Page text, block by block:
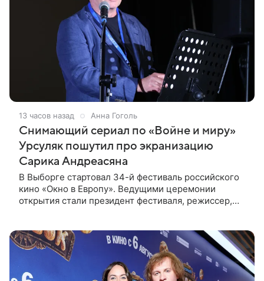
13 часов назад Анна Гоголь
Снимающий сериал по «Войне и миру»
Урсуляк пошутил про экранизацию
Сарика Андреасяна
В Выборге стартовал 34-й фестиваль российского
кино «Окно в Европу». Ведущими церемонии
открытия стали президент фестиваля, режиссер,